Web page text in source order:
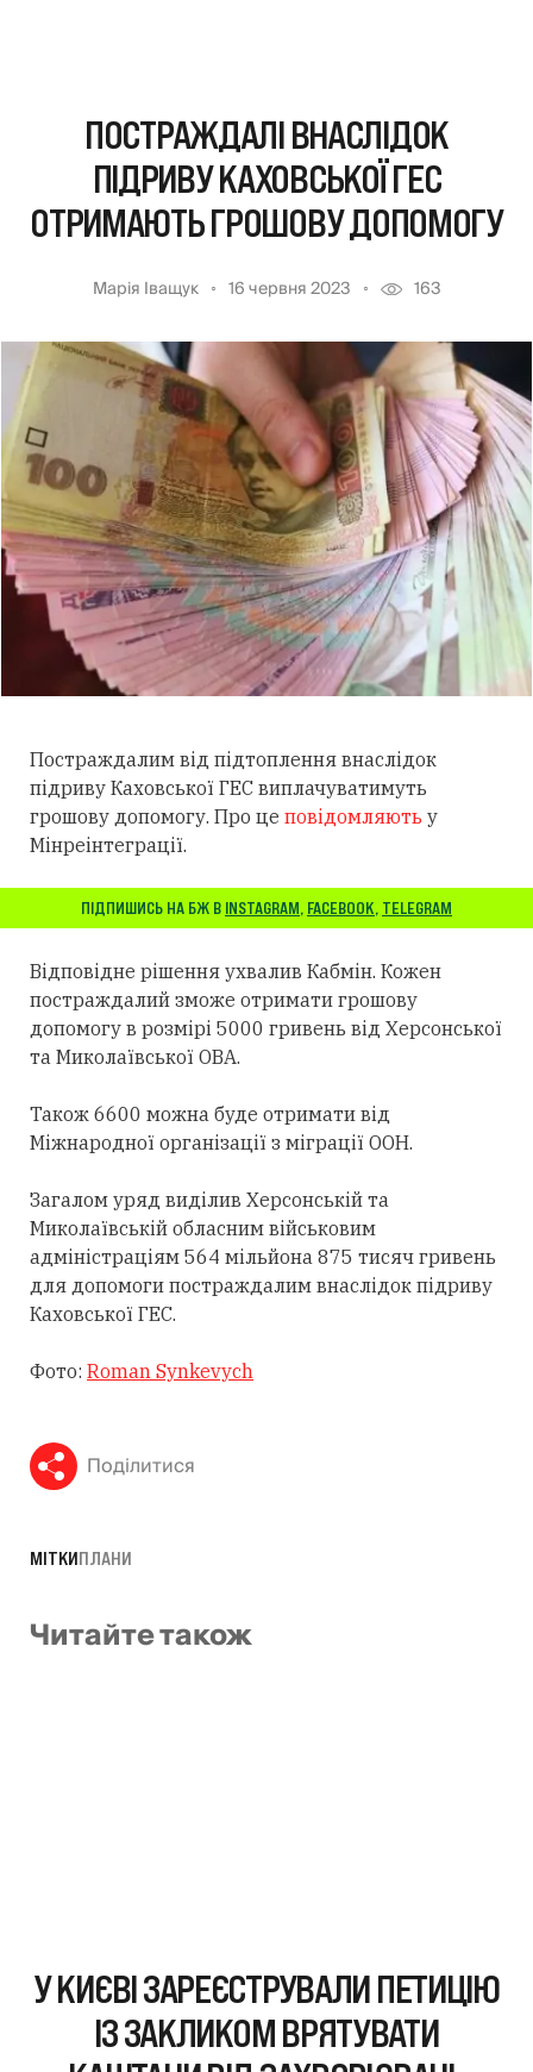
ПОСТРАЖДАЛІ ВНАСЛІДОК
ПІДРИВУ КАХОВСЬКОЇ ГЕС
ОТРИМАЮТЬ ГРОШОВУ ДОПОМОГУ
Марія Іващук 16 червня 2023 163
Постраждалим від підтоплення внаслідок
підриву Каховської ГЕС виплачуватимуть
грошову допомогу. Про це повідомляють у
Мінреінтеграції.
ПІДПИШИСЬ НА БЖ В INSTAGRAM, FACEBOOK, TELEGRAM
Відповідне рішення ухвалив Кабмін. Кожен
постраждалий зможе отримати грошову
допомогу в розмірі 5000 гривень від Херсонської
та Миколаївської ОВА.
Також 6600 можна буде отримати від
Міжнародної організації з міграції ООН.
Загалом уряд виділив Херсонській та
Миколаївській обласним військовим
адміністраціям 564 мільйона 875 тисяч гривень
для допомоги постраждалим внаслідок підриву
Каховської ГЕС.
Фото: Roman Synkevych
Поділитися
МІТКИПЛАНИ
Читайте також
У КИЄВІ ЗАРЕЄСТРУВАЛИ ПЕТИЦІЮ
ІЗ ЗАКЛИКОМ ВРЯТУВАТИ